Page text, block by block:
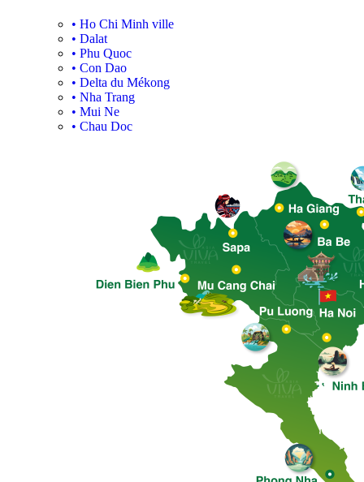
• Ho Chi Minh ville
• Dalat
• Phu Quoc
• Con Dao
• Delta du Mékong
• Nha Trang
• Mui Ne
• Chau Doc